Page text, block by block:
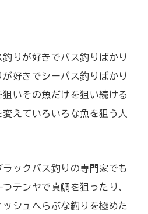
りが好きでバス釣りばかり
好きでシーバス釣りばかり
いその魚だけを狙い続ける
えていろいろな魚を狙う人
ックバス釣りの専門家でも
テンヤで真鯛を狙ったり、
シュへらぶな釣りを極めた